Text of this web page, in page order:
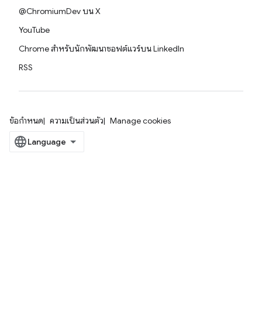
@ChromiumDev บน X
YouTube
Chrome สำหรับนักพัฒนาซอฟต์แวร์บน LinkedIn
RSS
ข้อกำหนด ความเป็นส่วนตัว Manage cookies